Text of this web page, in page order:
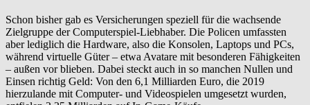
Schon bisher gab es Versicherungen speziell für die wachsende
Zielgruppe der Computerspiel-Liebhaber. Die Policen umfassten
aber lediglich die Hardware, also die Konsolen, Laptops und PCs,
während virtuelle Güter – etwa Avatare mit besonderen Fähigkeiten
– außen vor blieben. Dabei steckt auch in so manchen Nullen und
Einsen richtig Geld: Von den 6,1 Milliarden Euro, die 2019
hierzulande mit Computer- und Videospielen umgesetzt wurden,